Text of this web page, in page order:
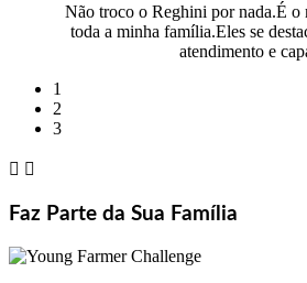
Não troco o Reghini por nada.É o
toda a minha família.Eles se
atendimento e
1
2
3
 
Faz Parte da Sua Família